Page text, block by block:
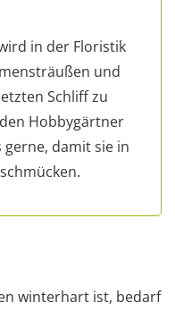
in der Floristik
und
Schliff zu
Hobbygärtner
damit sie in
winterhart ist, bedarf